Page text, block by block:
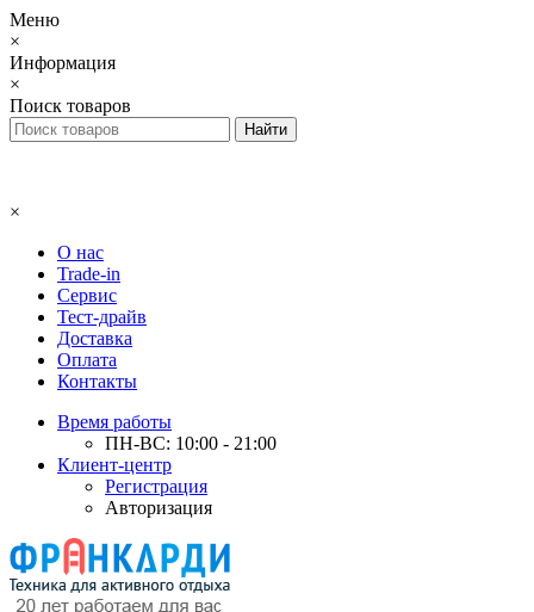
Меню
×
Информация
×
Поиск товаров
×
О нас
Trade-in
Сервис
Тест-драйв
Доставка
Оплата
Контакты
Время работы
ПН-ВС: 10:00 - 21:00
Клиент-центр
Регистрация
Авторизация